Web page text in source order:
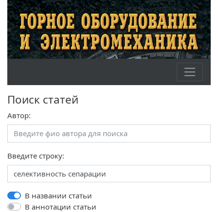
Поиск статей
Автор:
Введите строку:
В названии статьи
В аннотации статьи